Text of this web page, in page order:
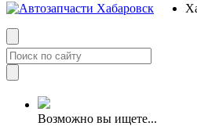
Возможно вы ищете...